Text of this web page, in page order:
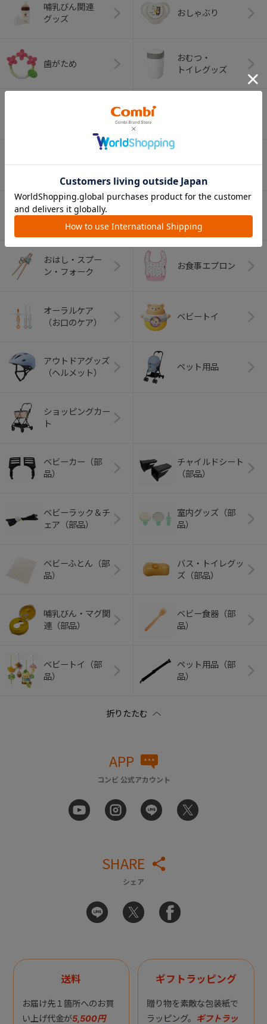
哺乳びん関連
グッズ
おしゃぶり
歯がため
おむつ・
トイレグッズ
離乳食グッズ
ベビー食器 マグ
おはし・スプー
ン・フォーク
お食事エプロン
オーラルケア
（お口のケア）
ベビートイ
アウトドアグッズ
（ヘルメット）
ペット用品
ショッピングカー
ト
ベビーカー（部
品）
チャイルドシート
（部品）
ベビーラック＆チ
ェア（部品）
室内グッズ（部
品）
ベビーふとん（部
品）
バス・トイレグッ
ズ（部品）
哺乳びん・マグ関
連（部品）
ベビー食器（部
品）
ベビートイ（部
品）
ペット用品（部
品）
APP
コンビ 公式アカウント
SHARE
シェア
送料
お届け先１箇所へのお買
い上げ代金が5,500円
ギフトラッピング
贈り物を素敵な包装紙で
ラッピング。 ギフトラッ